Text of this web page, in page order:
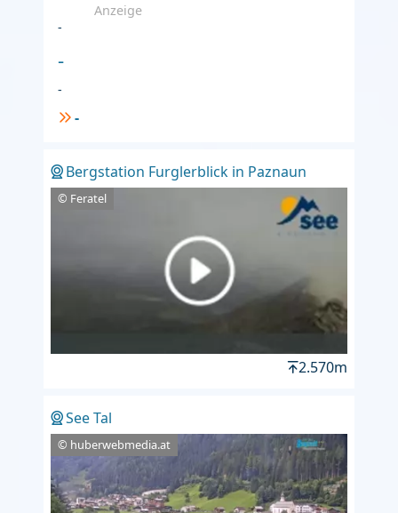
Anzeige
-
-
-
-
Bergstation Furglerblick in Paznaun
© Feratel
2.570m
See Tal
© huberwebmedia.at